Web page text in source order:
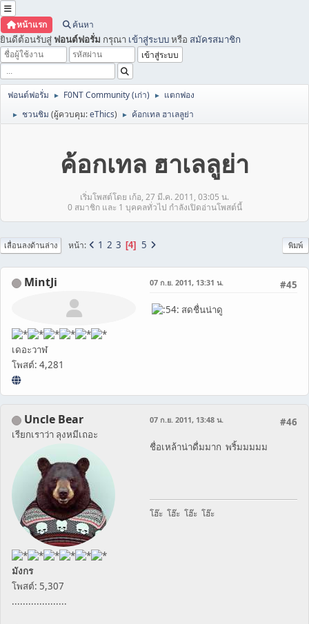
หน้าแรก ค้นหา
ยินดีต้อนรับสู่ ฟอนต์ฟอรั่ม กรุณา เข้าสู่ระบบหรือ สมัครสมาชิก
ฟอนต์ฟอรั่ม ► F0NT Community (เก่า) ► แตกฟอง
► ชวนชิม (ผู้ควบคุม:eThics) ► ค้อกเทล ฮาเลลูย่า
ค้อกเทล ฮาเลลูย่า
เริ่มโพสต์โดย เก้อ, 27 มี.ค. 2011, 03:05 น.
0 สมาชิก และ 1 บุคคลทั่วไป กำลังเปิดอ่านโพสต์นี้
พิมพ์
เลื่อนลงด้านล่าง หน้า 1 2 3 4 5
MintJi
เดอะวาฬ
โพสต์: 4,281
#45
07 ก.ย. 2011, 13:31 น.
สดชื่นน่าดู
Uncle Bear
เรียกเราว่า ลุงหมีเถอะ
มังกร
โพสต์: 5,307
....................
#46
07 ก.ย. 2011, 13:48 น.
ชื่อเหล้าน่าดื่มมาก พริ้มมมมม
โฮ๊ะ โฮ๊ะ โฮ๊ะ โฮ๊ะ